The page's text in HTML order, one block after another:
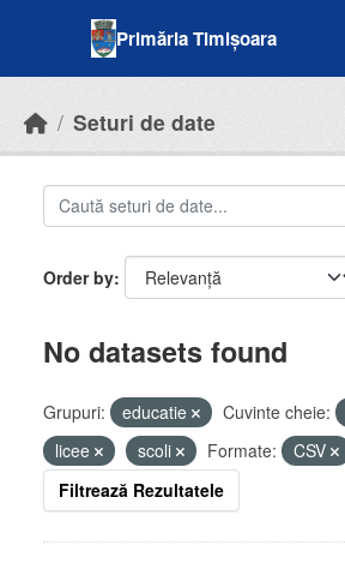
Primăria Timișoara
Seturi de date
Order by
No datasets found
Grupuri: educatie Cuvinte cheie:
licee
scoli Formate:
CSV
Filtrează Rezultatele